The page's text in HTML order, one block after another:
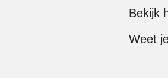
Bekijk
Weet